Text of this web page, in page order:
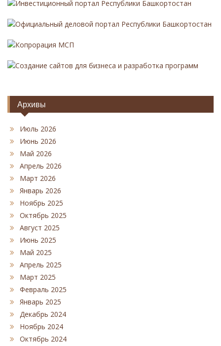
Инвестиционный портал Республики Башкортостан
Официальный деловой портал Республики Башкортостан
Копрорация МСП
Создание сайтов для бизнеса и разработка программ
Архивы
Июль 2026
Июнь 2026
Май 2026
Апрель 2026
Март 2026
Январь 2026
Ноябрь 2025
Октябрь 2025
Август 2025
Июнь 2025
Май 2025
Апрель 2025
Март 2025
Февраль 2025
Январь 2025
Декабрь 2024
Ноябрь 2024
Октябрь 2024